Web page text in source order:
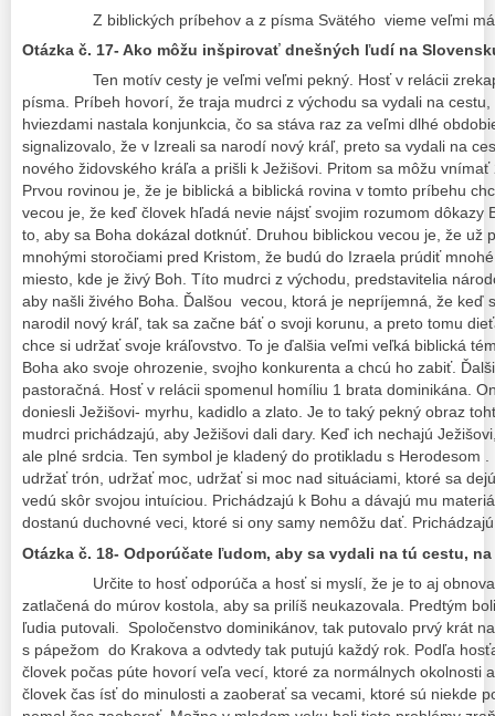
Z biblických príbehov a z písma Svätého vieme veľmi
Otázka č. 17- Ako môžu inšpirovať dnešných ľudí na
Ten motív cesty je veľmi veľmi pekný. Hosť v relácii
písma. Príbeh hovorí, že traja mudrci z východu sa vydali na
hviezdami nastala konjunkcia, čo sa stáva raz za veľmi dlhé
signalizovalo, že v Izreali sa narodí nový kráľ, preto sa vydali na
nového židovského kráľa a prišli k Ježišovi. Pritom sa môžu
Prvou rovinou je, že je biblická a biblická rovina v tomto príbehu
vecou je, že keď človek hľadá nevie nájsť svojim rozumom dôkazy
to, aby sa Boha dokázal dotknúť. Druhou biblickou vecou je, že už
mnohými storočiami pred Kristom, že budú do Izraela prúdiť
miesto, kde je živý Boh. Títo mudrci z východu, predstavitelia
aby našli živého Boha. Ďalšou vecou, ktorá je nepríjemná, že keď
narodil nový kráľ, tak sa začne báť o svoji korunu, a preto tomu
chce si udržať svoje kráľovstvo. To je ďalšia veľmi veľká biblická
Boha ako svoje ohrozenie, svojho konkurenta a chcú ho zabiť.
pastoračná. Hosť v relácii spomenul homíliu 1 brata dominikána.
doniesli Ježišovi- myrhu, kadidlo a zlato. Je to taký pekný obraz
mudrci prichádzajú, aby Ježišovi dali dary. Keď ich nechajú
ale plné srdcia. Ten symbol je kladený do protikladu s Herodesom
udržať trón, udržať moc, udržať si moc nad situáciami, ktoré sa
vedú skôr svojou intuíciou. Prichádzajú k Bohu a dávajú mu
dostanú duchovné veci, ktoré si ony samy nemôžu dať.
Otázka č. 18- Odporúčate ľudom, aby sa vydali na tú cestu,
Určite to hosť odporúča a hosť si myslí, že je to aj
zatlačená do múrov kostola, aby sa prilíš neukazovala. Predtým
ľudia putovali. Spoločenstvo dominikánov, tak putovalo prvý krát
s pápežom do Krakova a odvtedy tak putujú každý rok. Podľa
človek počas púte hovorí veľa vecí, ktoré za normálnych okolnosti
človek čas ísť do minulosti a zaoberať sa vecami, ktoré sú niekde